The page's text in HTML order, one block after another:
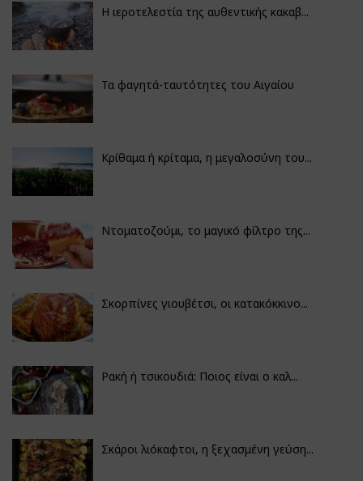
Η ιεροτελεστία της αυθεντικής κακαβ...
Τα φαγητά-ταυτότητες του Αιγαίου
Κρίθαμα ή κρίταμα, η μεγαλοσύνη του...
Ντοματοζούμι, το μαγικό φίλτρο της...
Σκορπίνες γιουβέτσι, οι κατακόκκινο...
Ρακή ή τσικουδιά: Ποιος είναι ο καλ...
Σκάροι λιόκαφτοι, η ξεχασμένη γεύση...